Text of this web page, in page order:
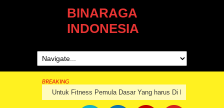
BINARAGA
INDONESIA
BREAKING
Untuk Fitness Pemula Dasar Yang harus Di Pahami